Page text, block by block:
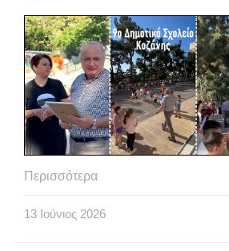
Περισσότερα
13 Ιούνιος 2026